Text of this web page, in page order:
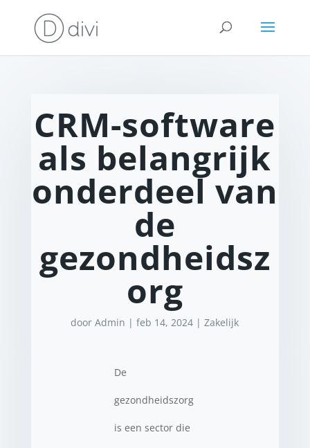
CRM-software
als belangrijk
onderdeel van
de
gezondheidsz
org
doorAdmin |feb 14, 2024 |Zakelijk
De
gezondheidszorg
is een sector die